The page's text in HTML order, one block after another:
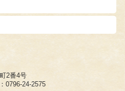
2番4号
0796-24-2575